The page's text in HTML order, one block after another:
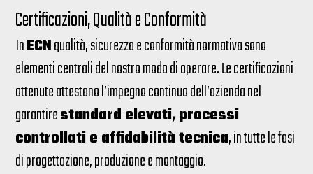
Certificazioni, Qualità e Conformità
InECNqualità, sicurezza e conformità normativa sono
elementi centrali del nostro modo di operare. Le certificazioni
ottenute attestano l’impegno continuo dell’azienda nel
garantirestandard elevati, processi
controllati e affidabilità tecnica, in tutte le fasi
di progettazione, produzione e montaggio.